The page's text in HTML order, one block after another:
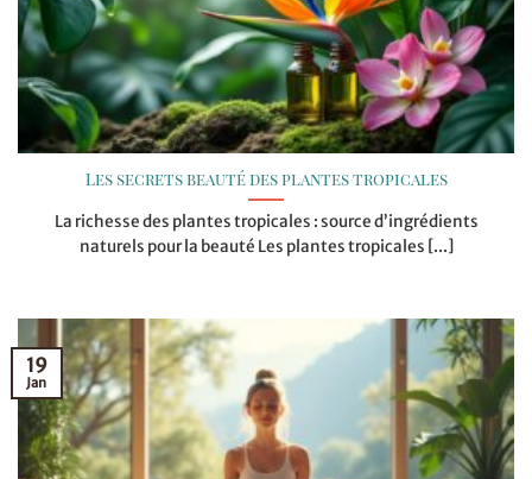
Les secrets beauté des plantes tropicales
La richesse des plantes tropicales : source d’ingrédients
naturels pour la beauté Les plantes tropicales [...]
19
Jan